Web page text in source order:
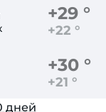
+29 °
+22 °
+30 °
+21 °
дней